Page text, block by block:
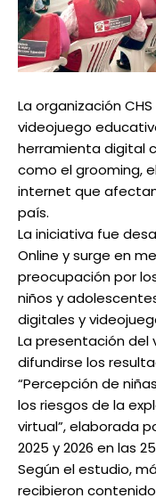
La organización
videojuego
herramienta digital
como el grooming,
internet que
país.
La iniciativa fue
Online y surge en
preocupación por
niños y
digitales y
La presentación del
difundirse los
“Percepción de
los riesgos de la
virtual”, elaborada
2025 y 2026 en las
Según el estudio,
recibieron